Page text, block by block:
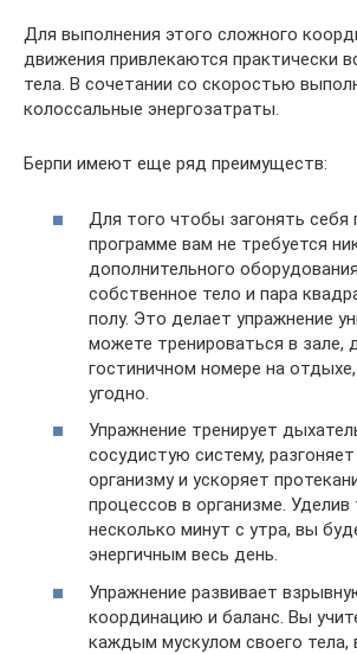
Для выполнения этого сложного
движения привлекаются практически
тела. В сочетании со скоростью
колоссальные энергозатраты.
Берпи имеют еще ряд преимуществ:
Для того чтобы загонять себя
программе вам не требуется
дополнительного
собственное тело и пара
полу. Это делает упражнение
можете тренироваться в зале,
гостиничном номере на
угодно.
Упражнение тренирует
сосудистую систему,
организму и ускоряет
процессов в организме. Уделив
несколько минут с утра, вы
энергичным весь день.
Упражнение развивает
координацию и баланс. Вы
каждым мускулом своего тела,